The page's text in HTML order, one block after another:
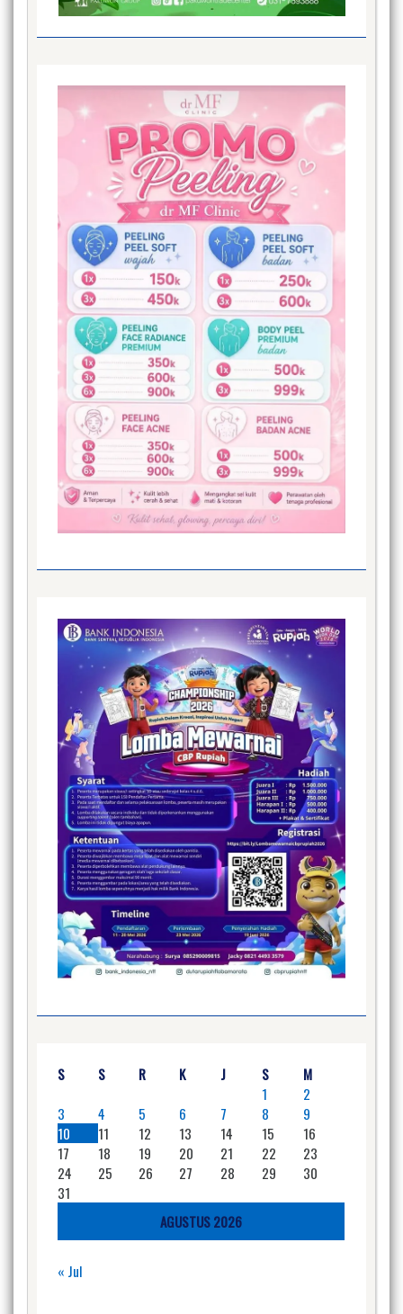
AGUSTUS 2026
S S R K J S
M
1
2
3
4 5 6 7 8
9
10
11 12 13 14 15
16
17
18 19 20 21 22
23
24
25 26 27 28 29
30
31
« Jul